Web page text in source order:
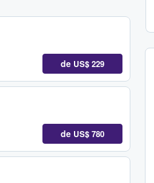
de US$ 229
de US$ 780